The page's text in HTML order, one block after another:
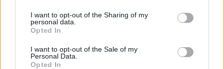
I want to opt-out of the Sharing of my
personal data.
Opted In
I want to opt-out of the Sale of my
Personal Data.
Opted In
1.7.2013
Milé čtenářky a milí čtenáři,
jak jistě tušíte, Ekolist.cz prochází důležitou proměnou. Neradostná
finanční situace vede redakci k dost bolestnému rozhodování, co z
nabídky čtenářům oželet, aby server co nejvíc snížil náklady,
zároveň ale aby zůstal relevantním zdrojem článků o přírodě a
životním prostředí. Prvních šest měsíců roku 2013 se nám podařilo